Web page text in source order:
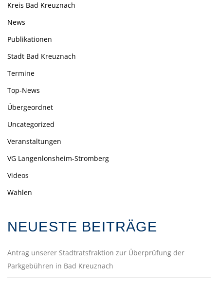
Kreis Bad Kreuznach
News
Publikationen
Stadt Bad Kreuznach
Termine
Top-News
Übergeordnet
Uncategorized
Veranstaltungen
VG Langenlonsheim-Stromberg
Videos
Wahlen
NEUESTE BEITRÄGE
Antrag unserer Stadtratsfraktion zur Überprüfung der
Parkgebühren in Bad Kreuznach